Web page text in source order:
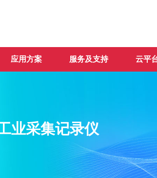
应用方案 服务及支持 云平
业采集记录仪